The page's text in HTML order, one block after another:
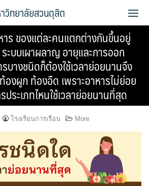
าวิทยาลัยสวนดุสิต
าร ของแต่ละคนแตกต่างกันขึ้นอยู่
ะบบเผาผลาญ อายุและการออก
บางชนิดก็ต้องใช้เวลาย่อยนานจึง
องผูก ท้องอืด เพราะอาหารไม่ย่อย
ประเภทไหนใช้เวลาย่อยนานที่สุด
โรงเรียนการเรือน More